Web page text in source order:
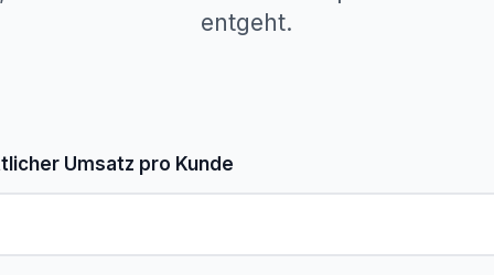
entgeht.
Umsatz pro Kunde